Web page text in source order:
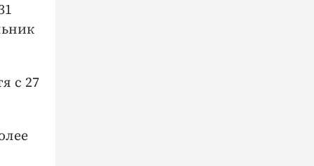
с 27